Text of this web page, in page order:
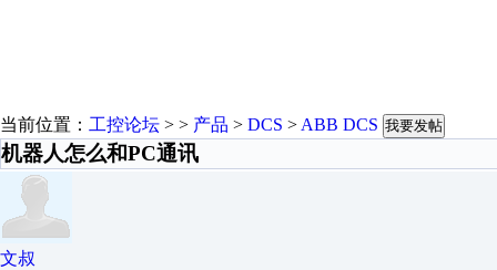
当前位置： 工控论坛 > > 产品 > DCS > ABB DCS 我要发帖
机器人怎么和PC通讯
文叔